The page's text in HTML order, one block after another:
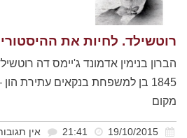
רוטשילד. לחיות את
הברון בנימין אדמונד ג'יימס דה
1845 בן למשפחת בנקאים עתירת
מקום
אין